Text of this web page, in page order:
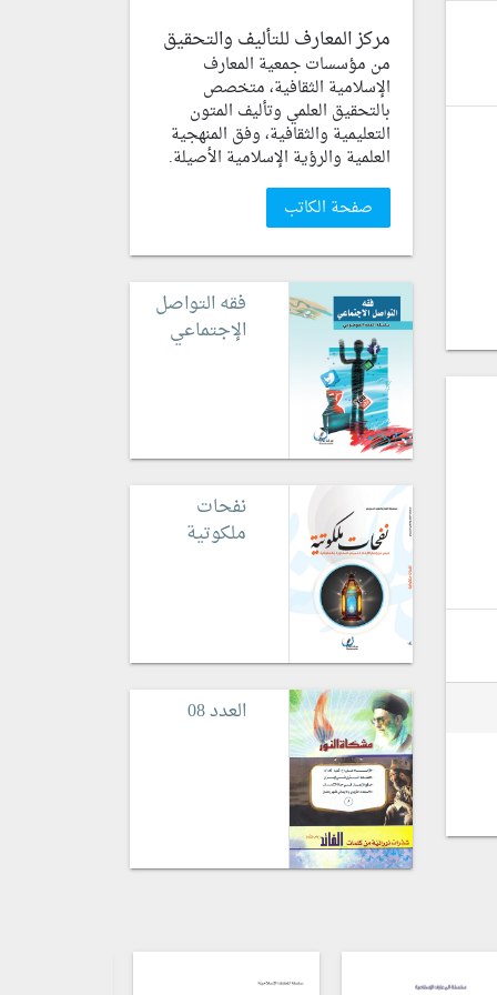
مركز المعارف للتأليف والتحقيق
من مؤسسات جمعية المعارف
الإسلامية الثقافية، متخصص
بالتحقيق العلمي وتأليف المتون
التعليمية والثقافية، وفق المنهجية
العلمية والرؤية الإسلامية الأصيلة.
صفحة الكاتب
فقه التواصل
الإجتماعي
نفحات
ملكوتية
العدد 08